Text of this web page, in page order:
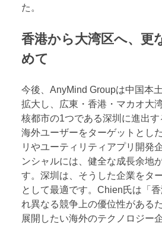
た。
香港から大湾区へ、更
めて
今後、AnyMind Groupは中国本
拡大し、広東・香港・マカオ大
核都市の1つである深圳に進出
海外ユーザーをターゲットとし
リやユーティリティアプリ開発
ンシャルには、健全な成長余地
す。深圳は、そうした企業をタ
として最適です。Chien氏は「
れ異なる競争上の優位性がある
展開したい海外のテクノロジー